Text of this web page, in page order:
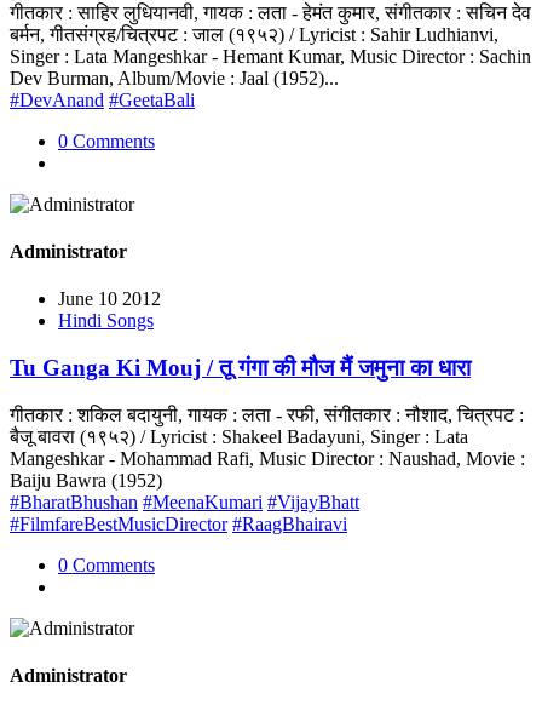
गीतकार : साहिर लुधियानवी, गायक : लता - हेमंत कुमार, संगीतकार : सचिन देव
बर्मन, गीतसंग्रह/चित्रपट : जाल (१९५२) / Lyricist : Sahir Ludhianvi,
Singer : Lata Mangeshkar - Hemant Kumar, Music Director : Sachin
Dev Burman, Album/Movie : Jaal (1952)...
#DevAnand #GeetaBali
0 Comments
Administrator
June 10 2012
Hindi Songs
Tu Ganga Ki Mouj / तू गंगा की मौज मैं जमुना का धारा
गीतकार : शकिल बदायुनी, गायक : लता - रफी, संगीतकार : नौशाद, चित्रपट :
बैजू बावरा (१९५२) / Lyricist : Shakeel Badayuni, Singer : Lata
Mangeshkar - Mohammad Rafi, Music Director : Naushad, Movie :
Baiju Bawra (1952)
#BharatBhushan #MeenaKumari #VijayBhatt
#FilmfareBestMusicDirector #RaagBhairavi
0 Comments
Administrator